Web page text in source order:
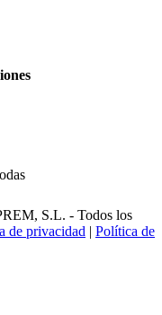
S.L. - Todos los
de privacidad | Política de